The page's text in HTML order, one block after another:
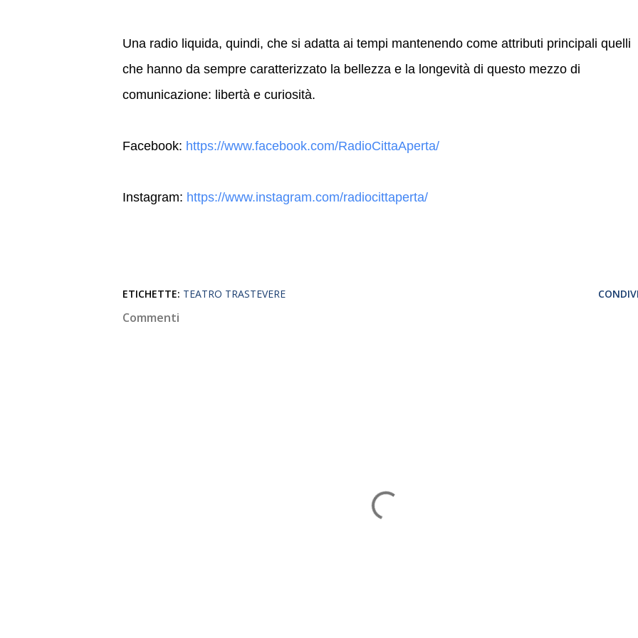
Una radio liquida, quindi, che si adatta ai tempi mantenendo come attributi principali quelli
che hanno da sempre caratterizzato la bellezza e la longevità di questo mezzo di
comunicazione: libertà e curiosità.
Facebook: https://www.facebook.com/RadioCittaAperta/
Instagram: https://www.instagram.com/radiocittaperta/
ETICHETTE: TEATRO TRASTEVERE
Commenti